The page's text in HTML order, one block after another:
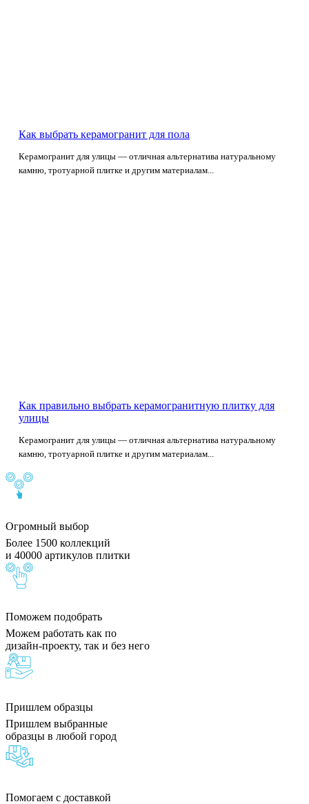
Как выбрать керамогранит для пола
Керамогранит для улицы — отличная альтернатива натуральному
камню, тротуарной плитке и другим материалам...
Как правильно выбрать керамогранитную плитку для
улицы
Керамогранит для улицы — отличная альтернатива натуральному
камню, тротуарной плитке и другим материалам...
Огромный выбор
Более 1500 коллекций
и 40000 артикулов плитки
Поможем подобрать
Можем работать как по
дизайн-проекту, так и без него
Пришлем образцы
Пришлем выбранные
образцы в любой город
Помогаем с доставкой